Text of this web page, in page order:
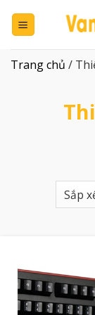
đến
dung
Trang chủ /